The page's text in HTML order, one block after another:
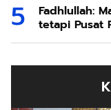
Fadhlullah:
tetapi Pusat